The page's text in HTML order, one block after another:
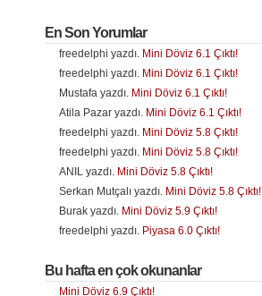
En Son Yorumlar
freedelphi yazdı. Mini Döviz 6.1 Çıktı!
freedelphi yazdı. Mini Döviz 6.1 Çıktı!
Mustafa yazdı. Mini Döviz 6.1 Çıktı!
Atila Pazar yazdı. Mini Döviz 6.1 Çıktı!
freedelphi yazdı. Mini Döviz 5.8 Çıktı!
freedelphi yazdı. Mini Döviz 5.8 Çıktı!
ANIL yazdı. Mini Döviz 5.8 Çıktı!
Serkan Mutçalı yazdı. Mini Döviz 5.8 Çıktı!
Burak yazdı. Mini Döviz 5.9 Çıktı!
freedelphi yazdı. Piyasa 6.0 Çıktı!
Bu hafta en çok okunanlar
Mini Döviz 6.9 Çıktı!